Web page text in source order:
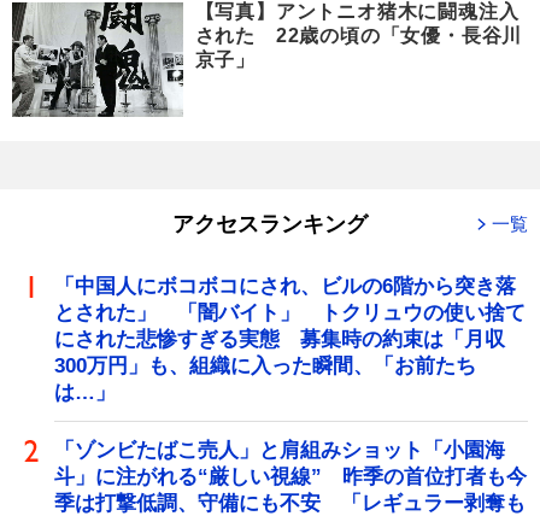
【写真】アントニオ猪木に闘魂注入
された 22歳の頃の「女優・長谷川
京子」
アクセスランキング 一覧
「中国人にボコボコにされ、ビルの6階から突き落
とされた」 「闇バイト」 トクリュウの使い捨て
にされた悲惨すぎる実態 募集時の約束は「月収
300万円」も、組織に入った瞬間、「お前たち
は…」
「ゾンビたばこ売人」と肩組みショット「小園海
斗」に注がれる“厳しい視線” 昨季の首位打者も今
季は打撃低調、守備にも不安 「レギュラー剥奪も